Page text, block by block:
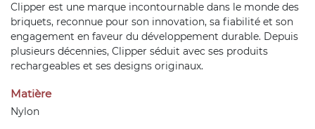
Clipper est une marque incontournable dans le monde des
briquets, reconnue pour son innovation, sa fiabilité et son
engagement en faveur du développement durable. Depuis
plusieurs décennies, Clipper séduit avec ses produits
rechargeables et ses designs originaux.
Matière
Nylon